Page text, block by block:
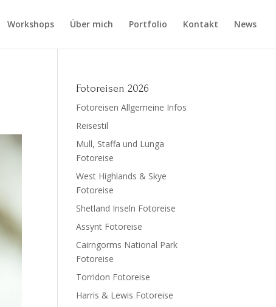
Workshops Über mich Portfolio Kontakt News
Fotoreisen 2026
Fotoreisen Allgemeine Infos
Reisestil
Mull, Staffa und Lunga
Fotoreise
West Highlands & Skye
Fotoreise
Shetland Inseln Fotoreise
Assynt Fotoreise
Cairngorms National Park
Fotoreise
Torridon Fotoreise
Harris & Lewis Fotoreise